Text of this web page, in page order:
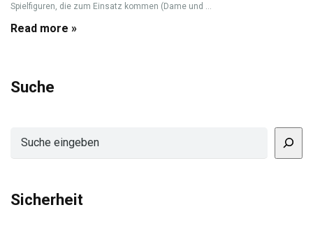
Spielfiguren, die zum Einsatz kommen (Dame und ...
Read more »
Suche
Sicherheit